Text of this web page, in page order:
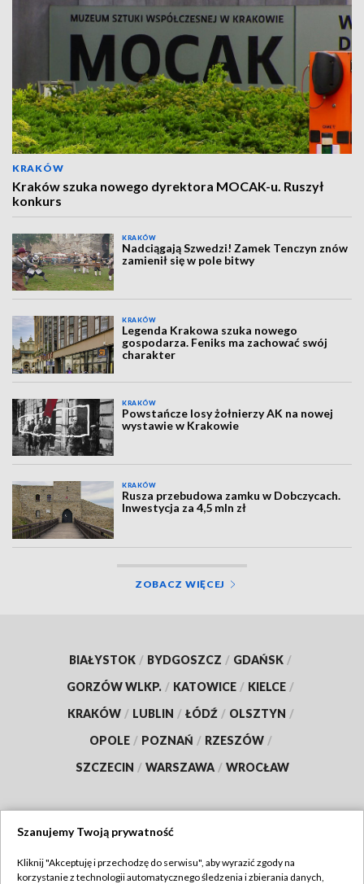
KRAKÓW
Kraków szuka nowego dyrektora MOCAK-u. Ruszył
konkurs
KRAKÓW
Nadciągają Szwedzi! Zamek Tenczyn znów
zamienił się w pole bitwy
KRAKÓW
Legenda Krakowa szuka nowego
gospodarza. Feniks ma zachować swój
charakter
KRAKÓW
Powstańcze losy żołnierzy AK na nowej
wystawie w Krakowie
KRAKÓW
Rusza przebudowa zamku w Dobczycach.
Inwestycja za 4,5 mln zł
ZOBACZ WIĘCEJ
BIAŁYSTOK / BYDGOSZCZ / GDAŃSK /
GORZÓW WLKP. / KATOWICE / KIELCE /
KRAKÓW / LUBLIN / ŁÓDŹ / OLSZTYN /
OPOLE / POZNAŃ / RZESZÓW /
SZCZECIN / WARSZAWA / WROCŁAW
Szanujemy Twoją prywatność
Kliknij "Akceptuję i przechodzę do serwisu", aby wyrazić zgody na
korzystanie z technologii automatycznego śledzenia i zbierania danych,